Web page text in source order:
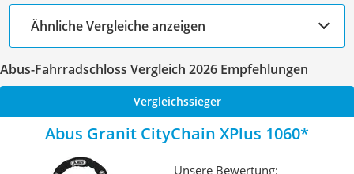
Ähnliche Vergleiche anzeigen
Abus-Fahrradschloss Vergleich 2026 Empfehlungen
Vergleichssieger
Abus Granit CityChain XPlus 1060
Unsere Bewertung: